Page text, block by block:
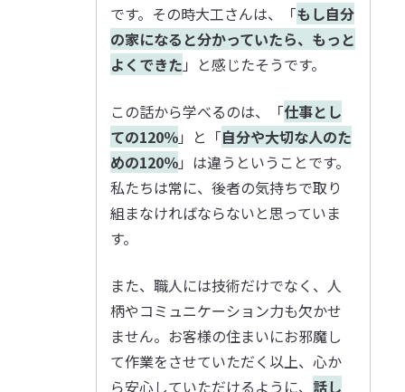
です。その時大工さんは、「もし自分
の家になると分かっていたら、もっと
よくできた 」と感じたそうです。
この話から学べるのは、「仕事とし
ての120％」と「自分や大切な人のた
めの120％」は違うということです。
私たちは常に、後者の気持ちで取り
組まなければならないと思っていま
す。
また、職人には技術だけでなく、人
柄やコミュニケーション力も欠かせ
ません。お客様の住まいにお邪魔し
て作業をさせていただく以上、心か
ら安心していただけるように、 話し